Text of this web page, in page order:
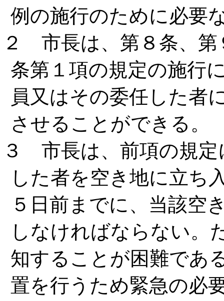
例の施行のために必要
２ 市長は、第８条、第
条第１項の規定の施行
員又はその委任した者
させることができる。
３ 市長は、前項の規定
した者を空き地に立ち
５日前までに、当該空
しなければならない。
知することが困難であ
置を行うため緊急の必